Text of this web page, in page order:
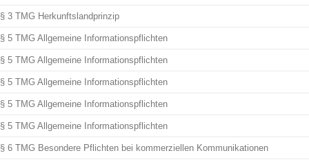
§ 3 TMG Herkunftslandprinzip
§ 5 TMG Allgemeine Informationspflichten
§ 5 TMG Allgemeine Informationspflichten
§ 5 TMG Allgemeine Informationspflichten
§ 5 TMG Allgemeine Informationspflichten
§ 5 TMG Allgemeine Informationspflichten
§ 6 TMG Besondere Pflichten bei kommerziellen Kommunikationen